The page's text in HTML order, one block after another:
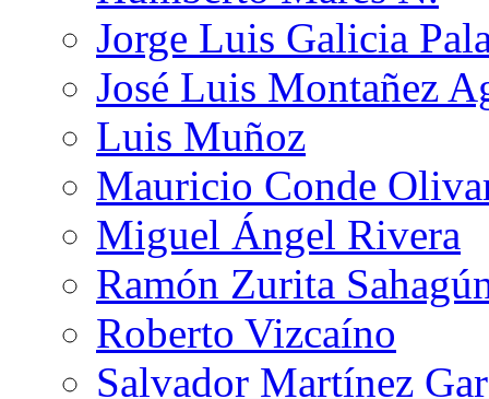
Jorge Luis Galicia
José Luis Montañez
Luis Muñoz
Mauricio Conde
Miguel Ángel Rivera
Ramón Zurita
Roberto Vizcaíno
Salvador Martínez